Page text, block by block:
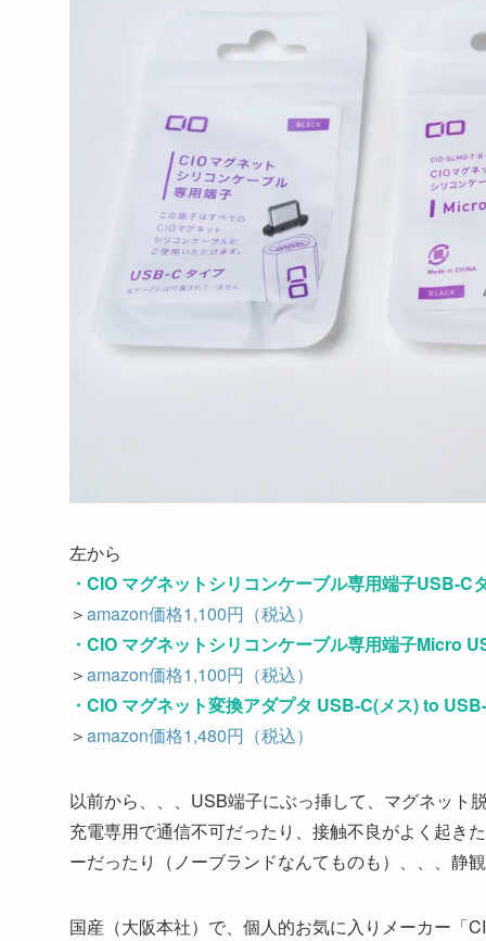
左から
・CIO マグネットシリコンケーブル専用端子USB-
＞amazon価格1,100円（税込）
・CIO マグネットシリコンケーブル専用端子Micro
＞amazon価格1,100円（税込）
・CIO マグネット変換アダプタ USB-C(メス) to
＞amazon価格1,480円（税込）
以前から、、、USB端子にぶっ挿して、マグネット
充電専用で通信不可だったり、接触不良がよく起き
ーだったり（ノーブランドなんてものも）、、、静
国産（大阪本社）で、個人的お気に入りメーカー「